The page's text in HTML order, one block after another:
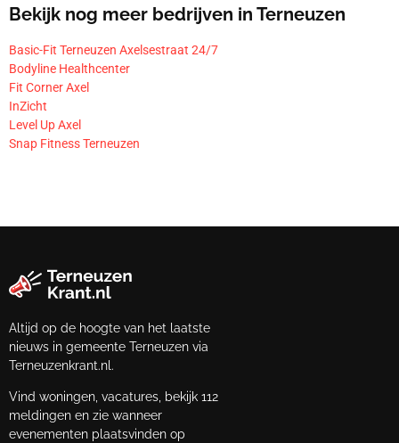
Bekijk nog meer bedrijven in Terneuzen
Basic-Fit Terneuzen Axelsestraat 24/7
Bodyline Healthcenter
Fit Corner Axel
InZicht
Level Up Axel
Snap Fitness Terneuzen
Altijd op de hoogte van het laatste
nieuws in gemeente Terneuzen via
Terneuzenkrant.nl.
Vind woningen, vacatures, bekijk 112
meldingen en zie wanneer
evenementen plaatsvinden op